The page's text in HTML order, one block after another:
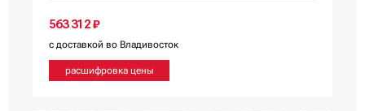
563 312 ₽
с доставкой во Владивосток
расшифровка цены